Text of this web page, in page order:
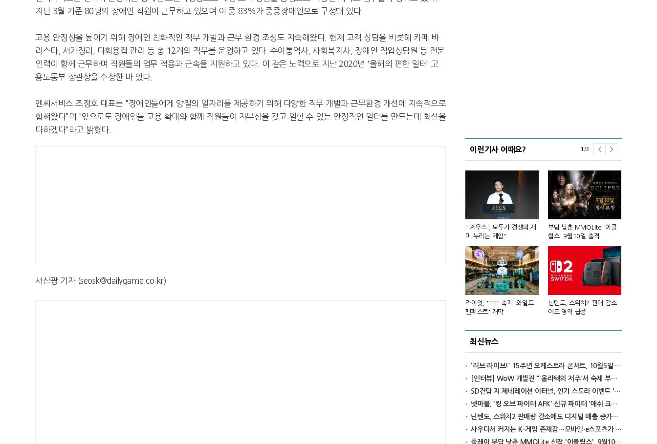
지난 3월 기준 80명의 장애인 직원이 근무하고 있으며 이 중 83%가 중증장애인으로 구성돼 있다.
고용 안정성을 높이기 위해 장애인 친화적인 직무 개발과 근무 환경 조성도 지속해왔다. 현재 고객 상담을 비롯해 카페 바
리스타, 서가정리, 다회용컵 관리 등 총 12개의 직무를 운영하고 있다. 수어통역사, 사회복지사, 장애인 직업상담원 등 전문
인력이 함께 근무하며 직원들의 업무 적응과 근속을 지원하고 있다. 이 같은 노력으로 지난 2020년 '올해의 편한 일터' 고
용노동부 장관상을 수상한 바 있다.
엔씨서비스 조정호 대표는 "장애인들에게 양질의 일자리를 제공하기 위해 다양한 직무 개발과 근무환경 개선에 지속적으로
힘써왔다"며 "앞으로도 장애인들 고용 확대와 함께 직원들이 자부심을 갖고 일할 수 있는 안정적인 일터를 만드는데 최선을
다하겠다"라고 밝혔다.
서삼광 기자 (seosk@dailygame.co.kr)
이런기사 어때요? 1 /3
"'제우스', 모두가 경쟁의 재
미 누리는 게임"
부담 낮춘 MMOLite '이클
립스' 9월10일 출격
라이엇, 'TFT' 축제 '와일드
팬페스트' 개막
닌텐도, 스위치2 판매 감소
에도 영익 급증
최신뉴스
'러브 라이브!' 15주년 오케스트라 콘서트, 10월5일 한국서 첫 해외 공연
[인터뷰] WoW 개발진 "'울라텍의 저주'서 숙제 부담 줄이고 보상 높여"
SD건담 지 제네레이션 이터널, 인기 스토리 이벤트 '라크로아의 용사' 재개최
넷마블, '킹 오브 파이터 AFK' 신규 파이터 '애쉬 크림존' 업데이트
닌텐도, 스위치2 판매량 감소에도 디지털 매출 증가로 영익 급증
사우디서 커지는 K-게임 존재감…모바일·e스포츠가 이끌었다
플레이 부담 낮춘 MMOLite 신작 '이클립스', 9월10일 출격